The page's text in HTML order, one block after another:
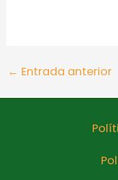
← Entrada anterior